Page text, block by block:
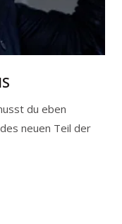
du eben
neuen Teil der